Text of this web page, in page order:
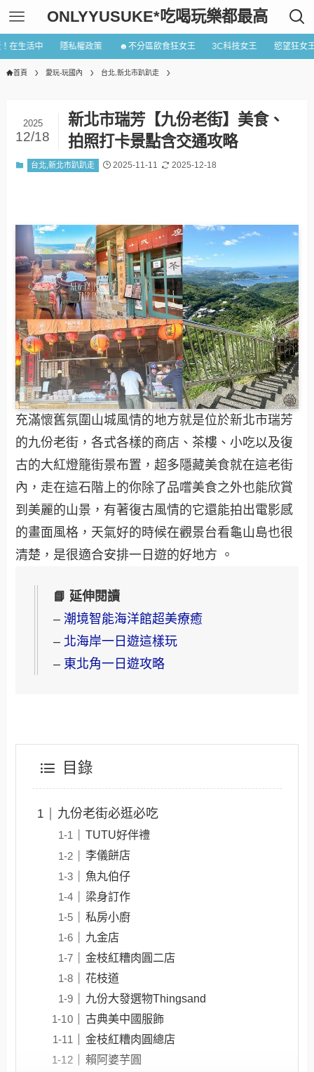
ONLYYUSUKE*吃喝玩樂都最高
在生活中 隱私權政策 ☻不分區飲食狂女王 3C科技女王 慾望狂女
首頁 愛玩-玩國內 台北,新北市趴趴走
新北市瑞芳【九份老街】美食、
拍照打卡景點含交通攻略
2025
12/18
台北,新北市趴趴走 2025-11-11 2025-12-18
充滿懷舊氛圍山城風情的地方就是位於新北市瑞芳
的九份老街，各式各樣的商店、茶樓、小吃以及復
古的大紅燈籠街景布置，超多隱藏美食就在這老街
內，走在這石階上的你除了品嚐美食之外也能欣賞
到美麗的山景，有著復古風情的它還能拍出電影感
的畫面風格，天氣好的時候在觀景台看龜山島也很
清楚，是很適合安排一日遊的好地方 。
📘 延伸閱讀
–潮境智能海洋館超美療癒
– 北海岸一日遊這樣玩
– 東北角一日遊攻略
目錄
九份老街必逛必吃
TUTU好伴禮
李儀餅店
魚丸伯仔
梁身訂作
私房小廚
九金店
金枝紅糟肉圓二店
花枝道
九份大發選物Thingsand
古典美中國服飾
金枝紅糟肉圓總店
賴阿婆芋圓